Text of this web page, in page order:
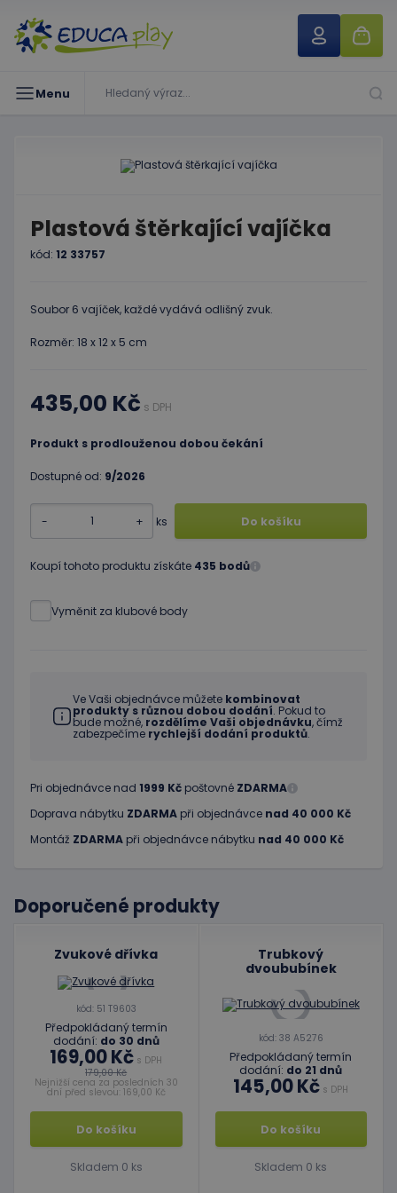
Menu
Plastová štěrkající vajíčka
kód: 12 33757
Soubor 6 vajíček, každé vydává odlišný zvuk.
Rozměr: 18 x 12 x 5 cm
435,00 Kč s DPH
Produkt s prodlouženou dobou čekání
Dostupné od: 9/2026
- + ks Do košíku
Koupí tohoto produktu získáte 435 bodů
Vyměnit za klubové body
Ve Vaši objednávce můžete kombinovat
produkty s různou dobou dodání. Pokud to
bude možné, rozdělíme Vaši objednávku, čímž
zabezpečíme rychlejší dodání produktů.
Pri objednávce nad 1999 Kč poštovné ZDARMA
Doprava nábytku ZDARMA při objednávce nad 40 000 Kč
Montáž ZDARMA při objednávce nábytku nad 40 000 Kč
Doporučené produkty
Zvukové dřívka
kód: 51 T9603
Předpokládaný termín
dodání: do 30 dnů
169,00 Kč s DPH
179,00 Kč
Nejnižší cena za posledních 30
dní před slevou: 169,00 Kč
Do košíku
Skladem 0 ks
Trubkový
dvoububínek
kód: 38 A5276
Předpokládaný termín
dodání: do 21 dnů
145,00 Kč s DPH
Do košíku
Skladem 0 ks